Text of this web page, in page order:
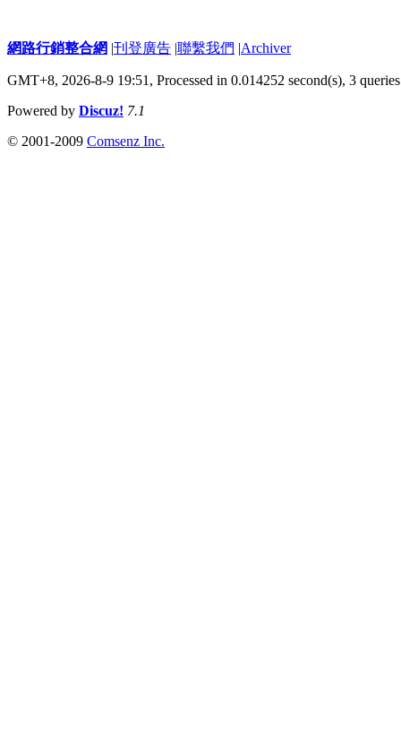
網路行銷整合網 |刊登廣告 |聯繫我們 |Archiver
GMT+8, 2026-8-9 19:51, Processed in 0.014252 second(s), 3 queries
Powered by Discuz! 7.1
© 2001-2009 Comsenz Inc.